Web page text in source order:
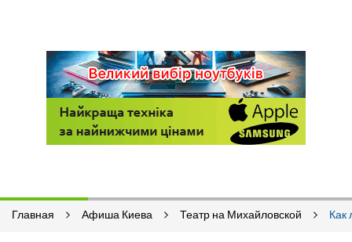
Главная Афиша Киева Театр на Михайловской Как